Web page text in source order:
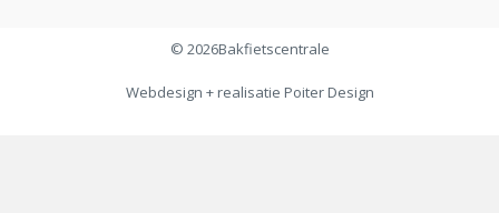
© 2026Bakfietscentrale
Webdesign + realisatie Poiter Design